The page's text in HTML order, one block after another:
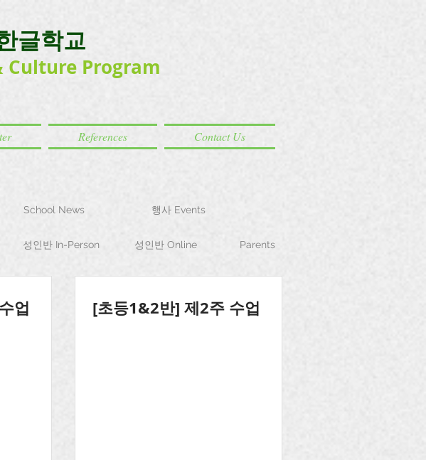
글학교
Culture Program
References Contact Us
School News 행사 Events
성인반 In-Person 성인반 Online Parents
업 [초등1&2반] 제2주 수업